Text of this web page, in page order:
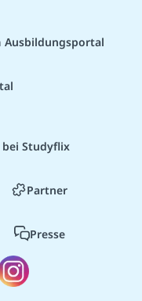
Ausbildungsportal
bei Studyflix
Partner
Presse